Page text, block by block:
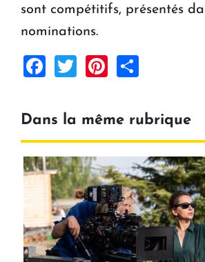
sont compétitifs, présentés
nominations.
Facebook
TwitterPinterest
Dans la même rubrique